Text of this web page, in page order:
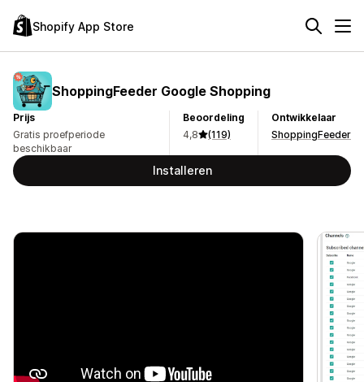
Shopify App Store
ShoppingFeeder Google Shopping
Prijs
Gratis proefperiode
beschikbaar
Beoordeling
4,8
(119)
Ontwikkelaar
ShoppingFeeder
Installeren